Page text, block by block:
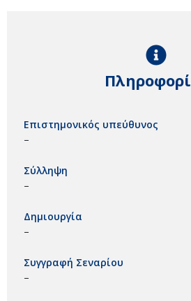
Επιστημονικός υπεύθυνος
–
Σύλληψη
–
Δημιουργία
–
Συγγραφή Σεναρίου
–